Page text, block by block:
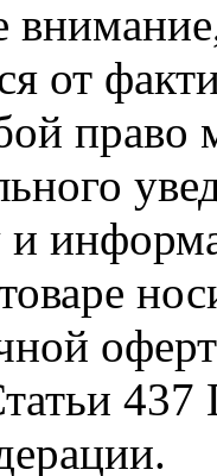
от
право
и
437